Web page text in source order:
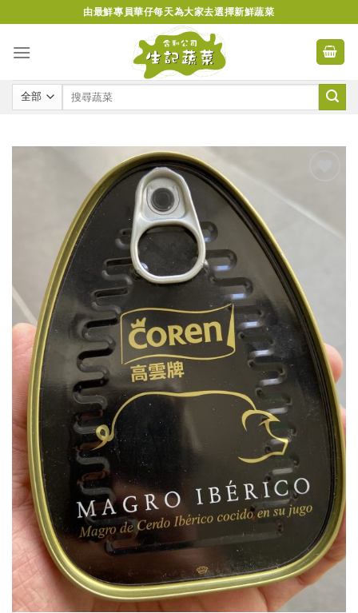
to
content
由最鮮專員華仔每天為大家去選擇新鮮蔬菜
wishlist